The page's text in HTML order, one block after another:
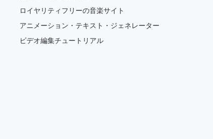
ロイヤリティフリーの音楽サイト
アニメーション・テキスト・ジェネレーター
ビデオ編集チュートリアル